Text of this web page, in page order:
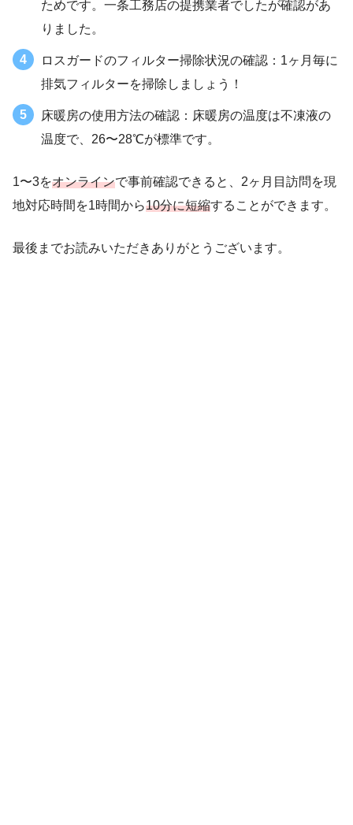
ためです。一条工務店の提携業者でしたが確認があ
りました。
ロスガードのフィルター掃除状況の確認：1ヶ月毎に
排気フィルターを掃除しましょう！
床暖房の使用方法の確認：床暖房の温度は不凍液の
温度で、26〜28℃が標準です。
1〜3をオンラインで事前確認できると、2ヶ月目訪問を現
地対応時間を1時間から10分に短縮することができます。
最後までお読みいただきありがとうございます。